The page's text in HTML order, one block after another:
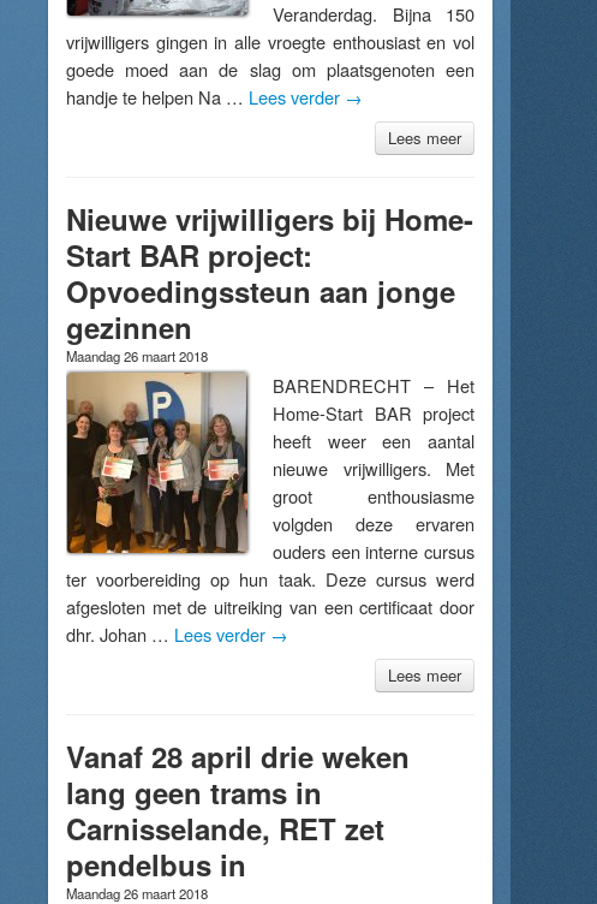
Veranderdag. Bijna 150
vrijwilligers gingen in alle vroegte enthousiast en vol
goede moed aan de slag om plaatsgenoten een
handje te helpen Na … Lees verder →
Lees meer
Nieuwe vrijwilligers bij Home-
Start BAR project:
Opvoedingssteun aan jonge
gezinnen
Maandag 26 maart 2018
BARENDRECHT – Het
Home-Start BAR project
heeft weer een aantal
nieuwe vrijwilligers. Met
groot enthousiasme
volgden deze ervaren
ouders een interne cursus
ter voorbereiding op hun taak. Deze cursus werd
afgesloten met de uitreiking van een certificaat door
dhr. Johan … Lees verder →
Lees meer
Vanaf 28 april drie weken
lang geen trams in
Carnisselande, RET zet
pendelbus in
Maandag 26 maart 2018